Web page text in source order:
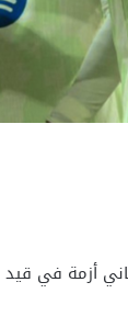
أزمة في